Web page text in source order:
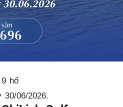
hố
06/2026.